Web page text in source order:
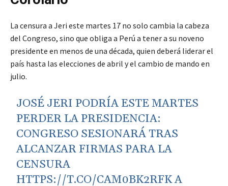
La censura a Jeri este martes 17 no solo cambia la cabeza
del Congreso, sino que obliga a Perú a tener a su noveno
presidente en menos de una década, quien deberá liderar el
país hasta las elecciones de abril y el cambio de mando en
julio.
JOSÉ JERI PODRÍA ESTE MARTES
PERDER LA PRESIDENCIA:
CONGRESO SESIONARÁ TRAS
ALCANZAR FIRMAS PARA LA
CENSURA
HTTPS://T.CO/CAM0BK2RFKA